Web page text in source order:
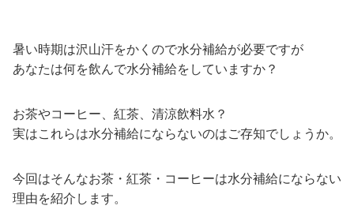
暑い時期は沢山汗をかくので水分補給が必要ですが
あなたは何を飲んで水分補給をしていますか？
お茶やコーヒー、紅茶、清涼飲料水？
実はこれらは水分補給にならないのはご存知でしょうか。
今回はそんなお茶・紅茶・コーヒーは水分補給にならない
理由を紹介します。